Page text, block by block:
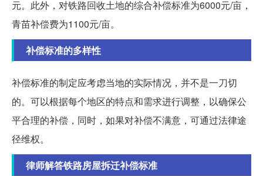
元。此外，对铁路回收土地的综合补偿标准为6000元/亩，
青苗补偿费为1100元/亩。
补偿标准的多样性
补偿标准的制定应考虑当地的实际情况，并不是一刀切
的。可以根据每个地区的特点和需求进行调整，以确保公
平合理的补偿，同时，如果对补偿不满意，可通过法律途
径维权。
律师解答铁路房屋拆迁补偿标准